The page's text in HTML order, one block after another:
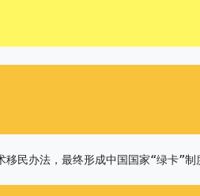
民办法，最终形成中国国家“绿卡”